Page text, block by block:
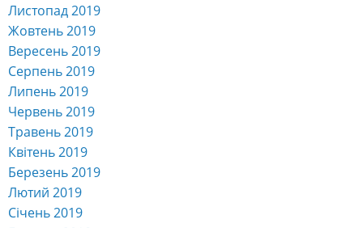
Листопад 2019
Жовтень 2019
Вересень 2019
Серпень 2019
Липень 2019
Червень 2019
Травень 2019
Квітень 2019
Березень 2019
Лютий 2019
Січень 2019